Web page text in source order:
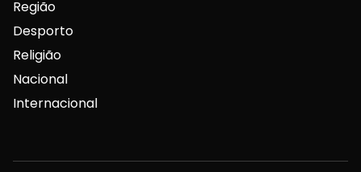
Região
Desporto
Religião
Nacional
Internacional